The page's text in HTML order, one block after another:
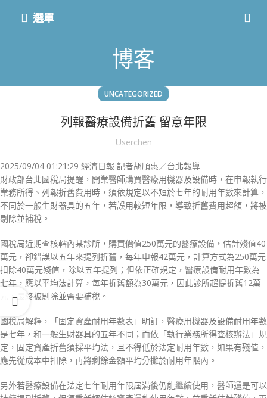
選單
博客
UNCATEGORIZED
列報醫療設備折舊 留意年限
Userchen
2025/09/04 01:21:29 經濟日報 記者胡順惠／台北報導
財政部台北國稅局提醒，開業醫師購買醫療用機器及設備時，在申報執行
業務所得、列報折舊費用時，須依規定以不短於七年的耐用年數來計算，
不同於一般生財器具的五年，若誤用較短年限，導致折舊費用超額，將被
剔除並補稅。
國稅局近期查核轄內某診所，購買價值250萬元的醫療設備，估計殘值40
萬元，卻錯誤以五年來提列折舊，每年申報42萬元，計算方式為250萬元
扣除40萬元殘值，除以五年提列；但依正確規定，醫療設備耐用年數為
七年，應以平均法計算，每年折舊額為30萬元，因此診所超提折舊12萬
元，最終被剔除並需要補稅。
國稅局解釋，「固定資產耐用年數表」明訂，醫療用機器及設備耐用年數
是七年，和一般生財器具的五年不同；而依「執行業務所得查核辦法」規
定，固定資產折舊須採平均法，且不得低於法定耐用年數，如果有殘值，
應先從成本中扣除，再將剩餘金額平均分攤於耐用年限內。
另外若醫療設備在法定七年耐用年限屆滿後仍能繼續使用，醫師還是可以